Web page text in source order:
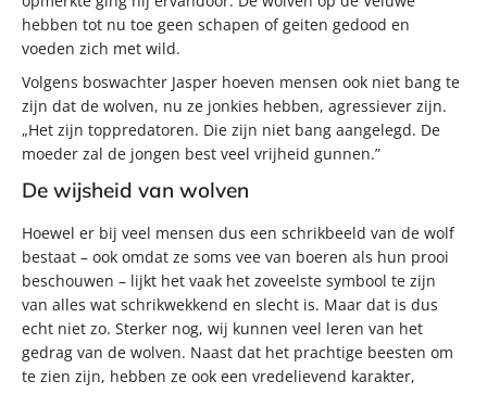
hebben tot nu toe geen schapen of geiten gedood en
voeden zich met wild.
Volgens boswachter Jasper hoeven mensen ook niet bang te
zijn dat de wolven, nu ze jonkies hebben, agressiever zijn.
„Het zijn toppredatoren. Die zijn niet bang aangelegd. De
moeder zal de jongen best veel vrijheid gunnen.”
De wijsheid van wolven
Hoewel er bij veel mensen dus een schrikbeeld van de wolf
bestaat – ook omdat ze soms vee van boeren als hun prooi
beschouwen – lijkt het vaak het zoveelste symbool te zijn
van alles wat schrikwekkend en slecht is. Maar dat is dus
echt niet zo. Sterker nog, wij kunnen veel leren van het
gedrag van de wolven. Naast dat het prachtige beesten om
te zien zijn, hebben ze ook een vredelievend karakter,